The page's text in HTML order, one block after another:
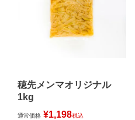
穂先メンマオリジナル
1kg
通常価格 ¥1,198税込